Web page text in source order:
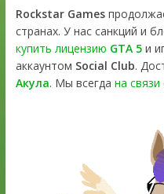
Rockstar Games
странах. У нас санкций и
купить лицензию GTA 5и
аккаунтом Social Club.
Акула. Мы всегда на связи